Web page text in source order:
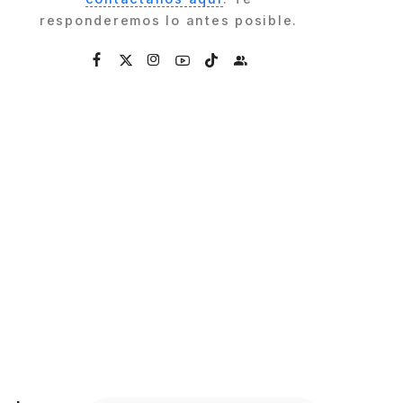
responderemos lo antes posible.